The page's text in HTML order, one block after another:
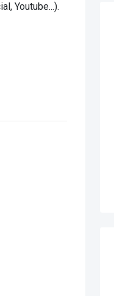
Youtube...).